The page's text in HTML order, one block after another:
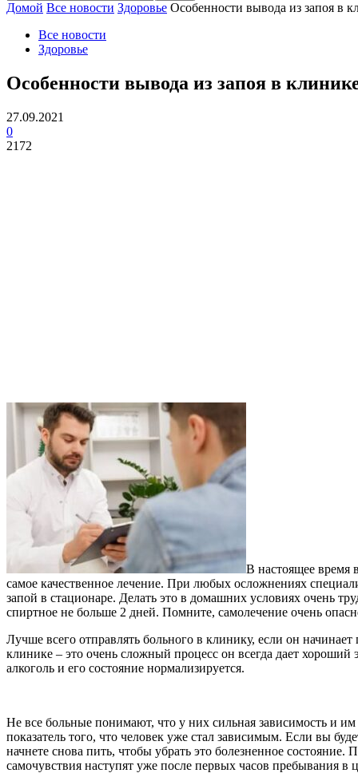
Домой Все новости Здоровье Особенности вывода из запоя в
Все новости
Здоровье
Особенности вывода из запоя в
27.09.2021
0
2172
В настоящее время
самое качественное лечение. При любых осложнениях
запой в стационаре. Делать это в домашних условиях очень
спиртное не больше 2 дней. Помните, самолечение очень
Лучше всего отправлять больного в клинику, если он
клинике – это очень сложный процесс он всегда дает хороший
алкоголь и его состояние нормализируется.
Не все больные понимают, что у них сильная зависимость и
показатель того, что человек уже стал зависимым. Если вы
начнете снова пить, чтобы убрать это болезненное
самочувствия наступят уже после первых часов пребывания